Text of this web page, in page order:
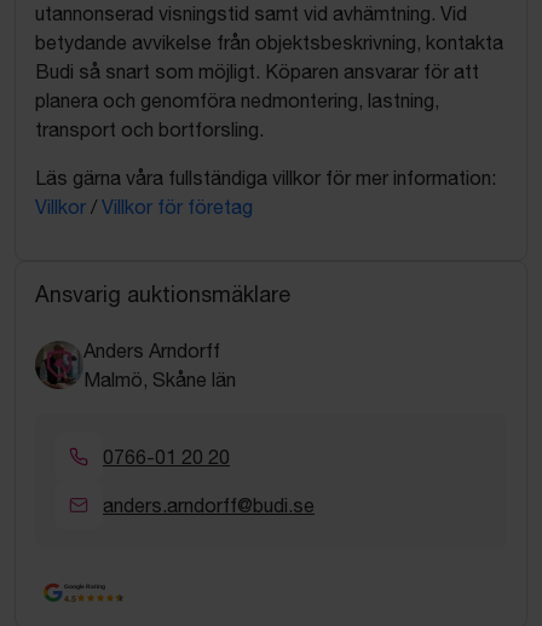
utannonserad visningstid samt vid avhämtning. Vid
betydande avvikelse från objektsbeskrivning, kontakta
Budi så snart som möjligt. Köparen ansvarar för att
planera och genomföra nedmontering, lastning,
transport och bortforsling.
Läs gärna våra fullständiga villkor för mer information:
Villkor / Villkor för företag
Ansvarig auktionsmäklare
Anders Arndorff
Malmö, Skåne län
0766-01 20 20
anders.arndorff@budi.se
Google Rating
4.5